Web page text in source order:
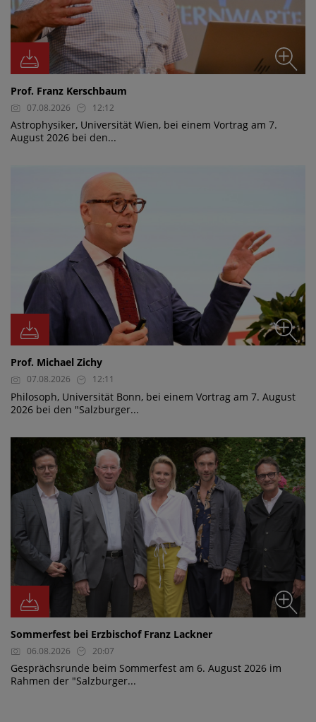
Prof. Franz Kerschbaum
07.08.2026 12:12
Astrophysiker, Universität Wien, bei einem Vortrag am 7.
August 2026 bei den...
Prof. Michael Zichy
07.08.2026 12:11
Philosoph, Universität Bonn, bei einem Vortrag am 7. August
2026 bei den "Salzburger...
Sommerfest bei Erzbischof Franz Lackner
06.08.2026 20:07
Gesprächsrunde beim Sommerfest am 6. August 2026 im
Rahmen der "Salzburger...